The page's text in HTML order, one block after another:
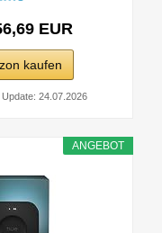
EUR
kaufen
24.07.2026
ANGEBOT